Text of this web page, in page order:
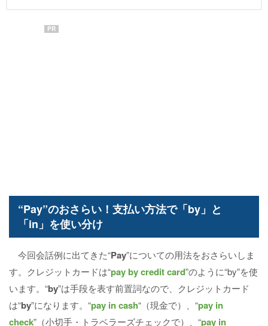
PR
“Pay”のおさらい！支払い方法で「by」と
「in」を使い分け
今回会話例に出てきた“Pay”についての用法をおさらいしま
す。クレジットカードは“pay by credit card”のように“by”を使
います。“by”は手段を表す前置詞なので、クレジットカード
は“by”になります。“pay in cash“（現金で）、“pay in
check”（小切手・トラベラーズチェックで）、“pay in